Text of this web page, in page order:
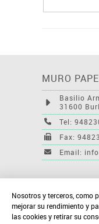
MURO
Basilio
31600
Tel:
Fax:
Email:
Nosotros y terceros, como
mejorar su rendimiento y
las cookies y retirar su